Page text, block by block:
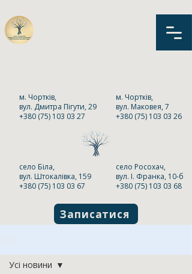
м. Чортків,
вул. Дмитра Пігути, 29
+380 (75) 103 03 27
м. Чортків,
вул. Маковея, 7
+380 (75) 103 03 26
село Біла,
вул. Штокалівка, 159
+380 (75) 103 03 67
село Росохач,
вул. І. Франка, 10-б
+380 (75) 103 03 68
Записатися
Пост
Усі новини